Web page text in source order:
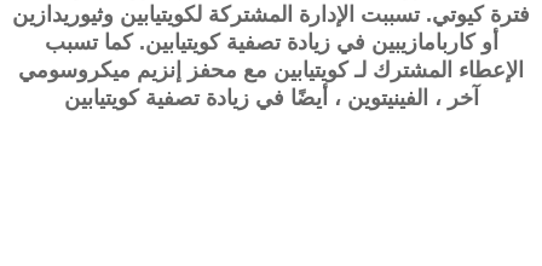
فترة كيوتي. تسببت الإدارة المشتركة لكويتيابين وثيوريدازين
أو كاربامازيبين في زيادة تصفيةكويتيابين. كما تسبب
الإعطاء المشترك لـكويتيابين مع محفز إنزيم ميكروسومي
آخر ، الفينيتوين ، أيضًا في زيادة تصفيةكويتيابين